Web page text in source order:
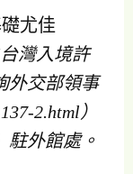
尤佳
灣入境許
外交部領事
2.html）
駐外館處。